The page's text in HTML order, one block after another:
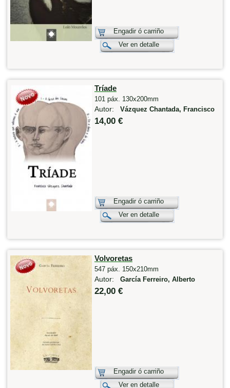
Engadir ó carriño
Ver en detalle
Tríade
101 páx. 130x200mm
Autor: Vázquez Chantada, Francisco
14,00 €
Engadir ó carriño
Ver en detalle
Volvoretas
547 páx. 150x210mm
Autor: García Ferreiro, Alberto
22,00 €
Engadir ó carriño
Ver en detalle